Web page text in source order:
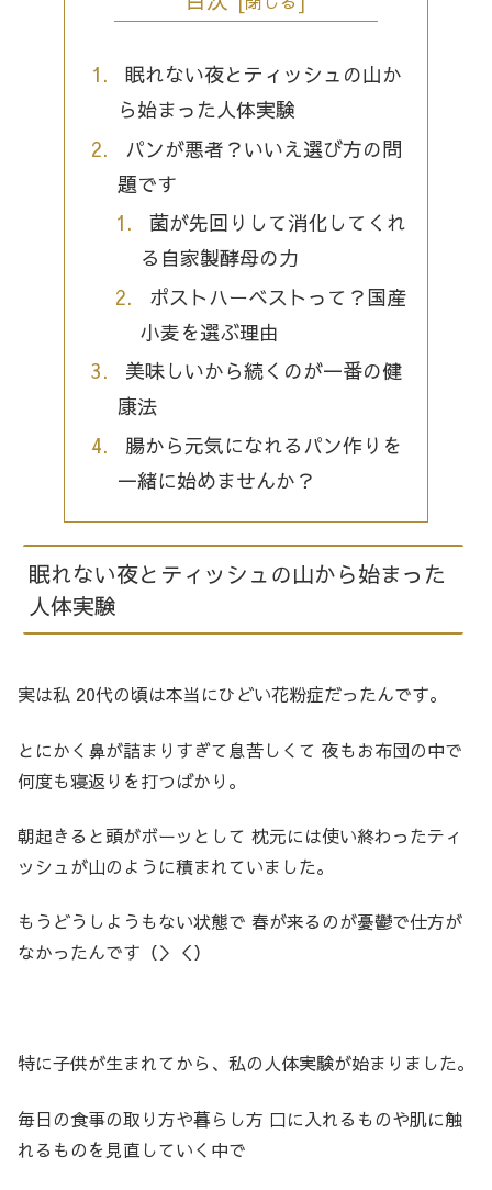
眠れない夜とティッシュの山か
ら始まった人体実験
パンが悪者？いいえ選び方の問
題です
菌が先回りして消化してくれ
る自家製酵母の力
ポストハーベストって？国産
小麦を選ぶ理由
美味しいから続くのが一番の健
康法
腸から元気になれるパン作りを
一緒に始めませんか？
眠れない夜とティッシュの山から始まった
人体実験
実は私 20代の頃は本当にひどい花粉症だったんです。
とにかく鼻が詰まりすぎて息苦しくて 夜もお布団の中で
何度も寝返りを打つばかり。
朝起きると頭がボーッとして 枕元には使い終わったティ
ッシュが山のように積まれていました。
もうどうしようもない状態で 春が来るのが憂鬱で仕方が
なかったんです（＞＜）
特に子供が生まれてから、私の人体実験が始まりました。
毎日の食事の取り方や暮らし方 口に入れるものや肌に触
れるものを見直していく中で